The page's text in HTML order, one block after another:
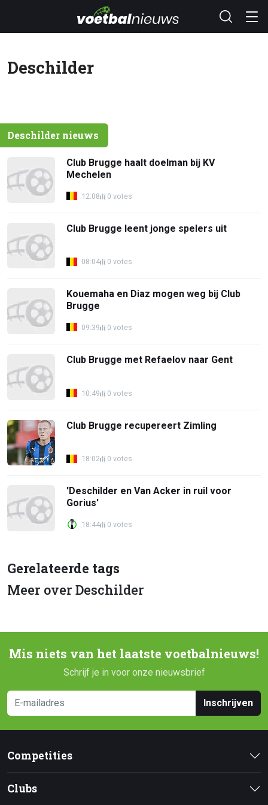
Deschilder
Deschilder nieuws
Club Brugge haalt doelman bij KV
Mechelen
12:08 0 votes
Club Brugge leent jonge spelers uit
08:04 0 votes
Kouemaha en Diaz mogen weg bij Club
Brugge
09:39 0 votes
Club Brugge met Refaelov naar Gent
10:49 0 votes
Club Brugge recupereert Zimling
18:02 0 votes
'Deschilder en Van Acker in ruil voor
Gorius'
18:44 0 votes
Gerelateerde tags
Meer over Deschilder
Mis niets van het laatste voetbalnieuws!
Schrijf je in voor onze nieuwsbrief
Inschrijven
Competities
Clubs